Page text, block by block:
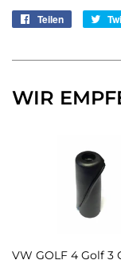
Teilen
WIR
VW GOLF 4 Golf 3